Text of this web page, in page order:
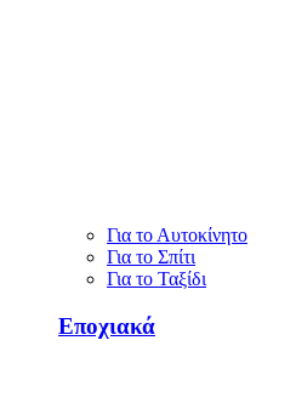
Για το Αυτοκίνητο
Για το Σπίτι
Για το Ταξίδι
Εποχιακά